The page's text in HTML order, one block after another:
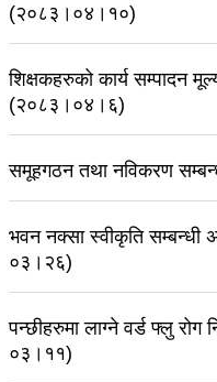
(२०८३।०४।१०)
शिक्षकहरुको कार्य सम्पादन
(२०८३।०४।६)
समूहगठन तथा नविकरण
भवन नक्सा स्वीकृति
०३।२६)
पन्छीहरुमा लाग्ने वर्ड फ्लु
०३।११)